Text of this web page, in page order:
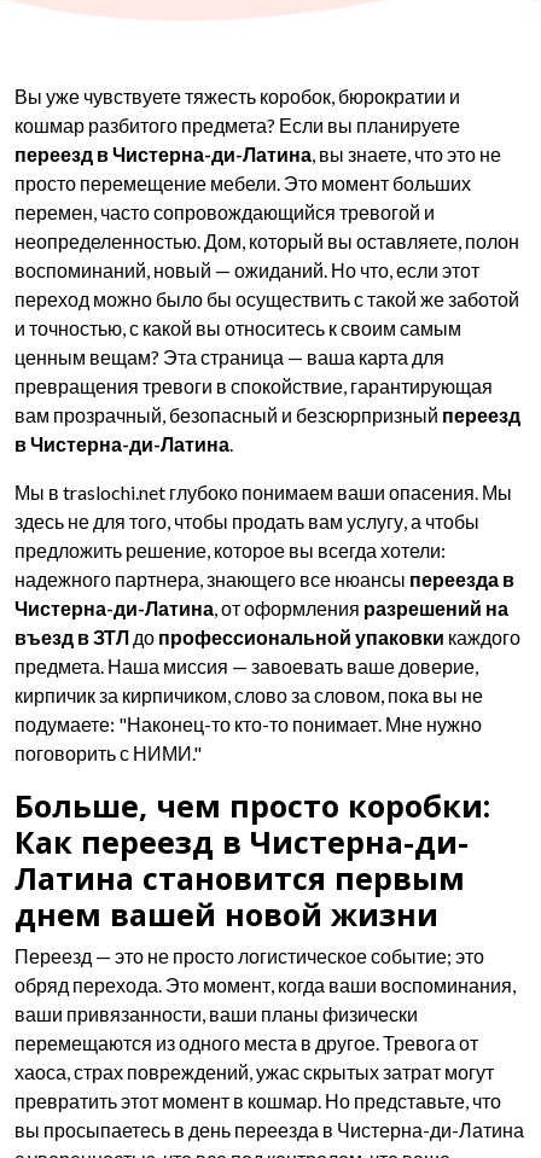
Вы уже чувствуете тяжесть коробок, бюрократии и
кошмар разбитого предмета? Если вы планируете
переезд в Чистерна-ди-Латина, вы знаете, что это не
просто перемещение мебели. Это момент больших
перемен, часто сопровождающийся тревогой и
неопределенностью. Дом, который вы оставляете, полон
воспоминаний, новый — ожиданий. Но что, если этот
переход можно было бы осуществить с такой же заботой
и точностью, с какой вы относитесь к своим самым
ценным вещам? Эта страница — ваша карта для
превращения тревоги в спокойствие, гарантирующая
вам прозрачный, безопасный и безсюрпризный переезд
в Чистерна-ди-Латина.
Мы в traslochi.net глубоко понимаем ваши опасения. Мы
здесь не для того, чтобы продать вам услугу, а чтобы
предложить решение, которое вы всегда хотели:
надежного партнера, знающего все нюансы переезда в
Чистерна-ди-Латина, от оформления разрешений на
въезд в ЗТЛ до профессиональной упаковки каждого
предмета. Наша миссия — завоевать ваше доверие,
кирпичик за кирпичиком, слово за словом, пока вы не
подумаете: "Наконец-то кто-то понимает. Мне нужно
поговорить с НИМИ."
Больше, чем просто коробки:
Как переезд в Чистерна-ди-
Латина становится первым
днем вашей новой жизни
Переезд — это не просто логистическое событие; это
обряд перехода. Это момент, когда ваши воспоминания,
ваши привязанности, ваши планы физически
перемещаются из одного места в другое. Тревога от
хаоса, страх повреждений, ужас скрытых затрат могут
превратить этот момент в кошмар. Но представьте, что
вы просыпаетесь в день переезда в Чистерна-ди-Латина